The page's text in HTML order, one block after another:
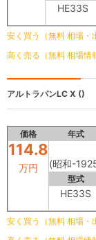
HE33S
安く買う（無料 相場・
高く売る（無料 相場情
アルトラパンLC X ()
価格 年式
114.8
万円 (昭和-
型式
HE33S
安く買う（無料 相場・